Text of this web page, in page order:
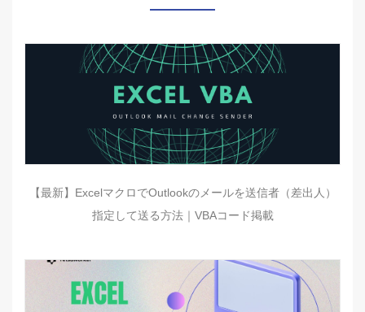
【最新】ExcelマクロでOutlookのメールを送信者（差出人）
指定して送る方法｜VBAコード掲載